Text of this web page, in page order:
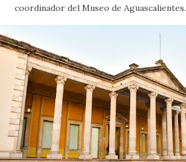
coordinador del Museo de Aguascalientes.